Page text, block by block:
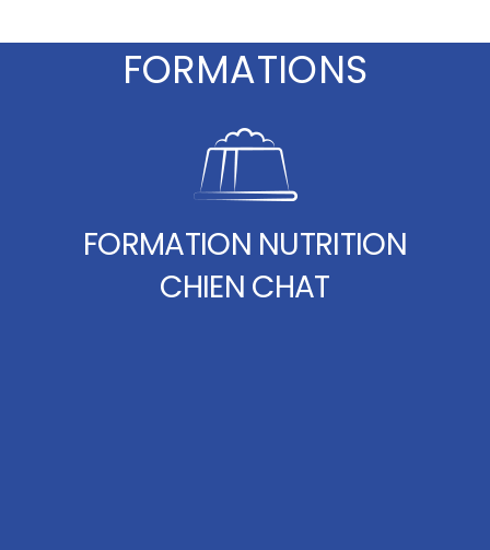
NOS AUTRES
FORMATIONS
FORMATION NUTRITION
CHIEN CHAT